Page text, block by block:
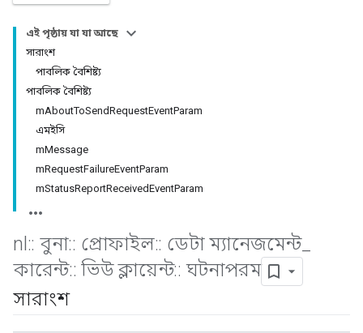
এই পৃষ্ঠায় যা যা আছে
সারাংশ
পাবলিক বৈশিষ্ট্য
পাবলিক বৈশিষ্ট্য
mAboutToSendRequestEventParam
এমইসি
mMessage
mRequestFailureEventParam
mStatusReportReceivedEventParam
nl :: বুনা:: প্রোফাইল:: ডেটা ম্যানেজমেন্ট_
কারেন্ট:: ভিউ ক্লায়েন্ট:: ঘটনাপরম
সারাংশ